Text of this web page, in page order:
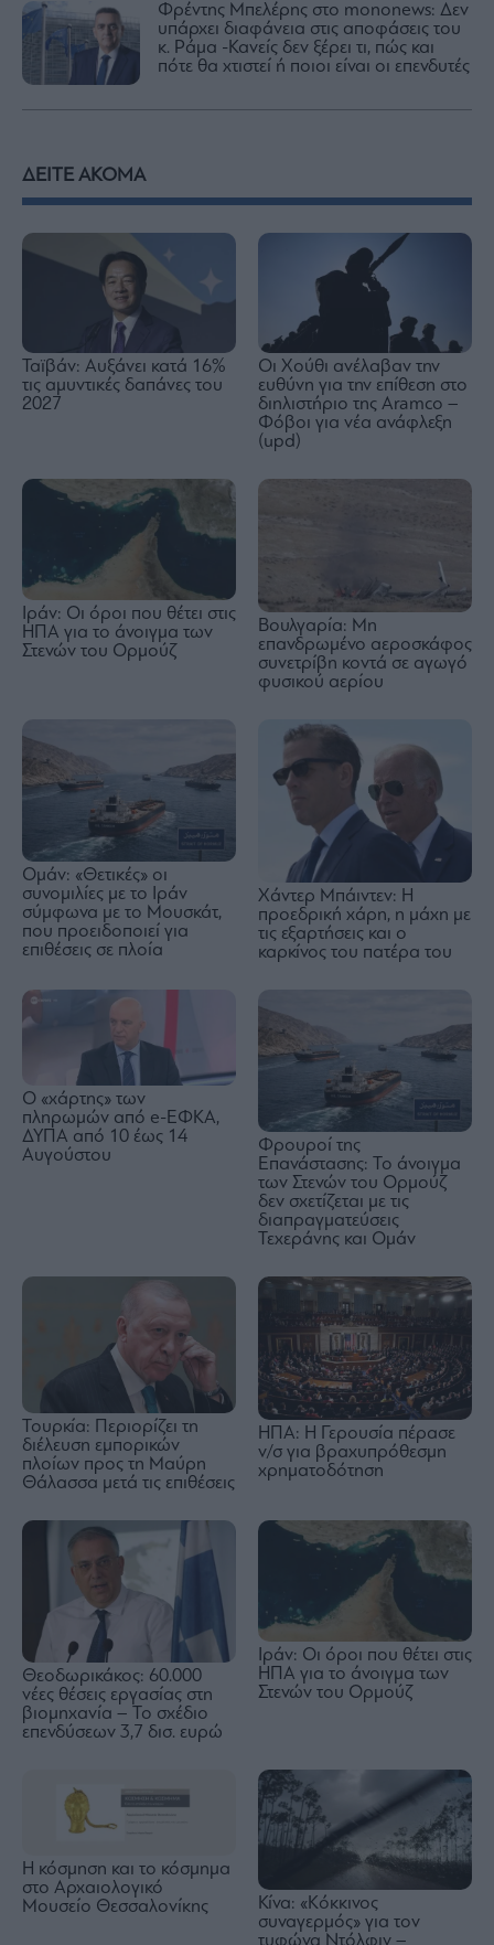
Φρέντης Μπελέρης στο mononews: Δεν
υπάρχει διαφάνεια στις αποφάσεις του
κ. Ράμα -Κανείς δεν ξέρει τι, πώς και
πότε θα χτιστεί ή ποιοι είναι οι επενδυτές
ΔΕΙΤΕ ΑΚΟΜΑ
Ταϊβάν: Αυξάνει κατά 16%
τις αμυντικές δαπάνες του
2027
Οι Χούθι ανέλαβαν την
ευθύνη για την επίθεση στο
διηλιστήριο της Aramco –
Φόβοι για νέα ανάφλεξη
(upd)
Ιράν: Οι όροι που θέτει στις
ΗΠΑ για το άνοιγμα των
Στενών του Ορμούζ
Βουλγαρία: Μη
επανδρωμένο αεροσκάφος
συνετρίβη κοντά σε αγωγό
φυσικού αερίου
Ομάν: «Θετικές» οι
συνομιλίες με το Ιράν
σύμφωνα με το Μουσκάτ,
που προειδοποιεί για
επιθέσεις σε πλοία
Χάντερ Μπάιντεν: Η
προεδρική χάρη, η μάχη με
τις εξαρτήσεις και ο
καρκίνος του πατέρα του
Ο «χάρτης» των
πληρωμών από e-ΕΦΚΑ,
ΔΥΠΑ από 10 έως 14
Αυγούστου
Φρουροί της
Επανάστασης: Το άνοιγμα
των Στενών του Ορμούζ
δεν σχετίζεται με τις
διαπραγματεύσεις
Τεχεράνης και Ομάν
Τουρκία: Περιορίζει τη
διέλευση εμπορικών
πλοίων προς τη Μαύρη
Θάλασσα μετά τις επιθέσεις
ΗΠΑ: Η Γερουσία πέρασε
ν/σ για βραχυπρόθεσμη
χρηματοδότηση
Θεοδωρικάκος: 60.000
νέες θέσεις εργασίας στη
βιομηχανία – Το σχέδιο
επενδύσεων 3,7 δισ. ευρώ
Ιράν: Οι όροι που θέτει στις
ΗΠΑ για το άνοιγμα των
Στενών του Ορμούζ
Η κόσμηση και το κόσμημα
στο Αρχαιολογικό
Μουσείο Θεσσαλονίκης
Κίνα: «Κόκκινος
συναγερμός» για τον
τυφώνα Ντόλφιν –